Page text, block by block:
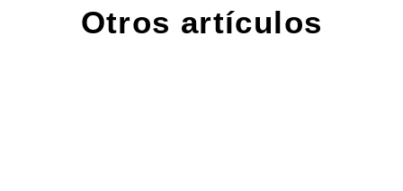
Otros artículos